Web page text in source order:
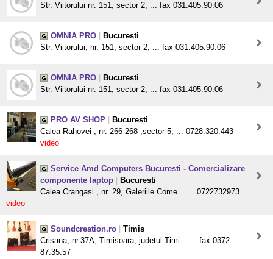
Str. Viitorului nr. 151, sector 2, ... fax 031.405.90.06
OMNIA PRO
Bucuresti
Str. Viitorului, nr. 151, sector 2, ... fax 031.405.90.06
OMNIA PRO
Bucuresti
Str. Viitorului nr. 151, sector 2, ... fax 031.405.90.06
PRO AV SHOP
Bucuresti
Calea Rahovei , nr. 266-268 ,sector 5, ... 0728.320.443
video
Service Amd Computers Bucuresti - Comercializare
componente laptop
Bucuresti
Calea Crangasi , nr. 29, Galeriile Come .. ... 0722732973
video
Soundcreation.ro
Timis
Crisana, nr.37A, Timisoara, judetul Timi .. ... fax:0372-
87.35.57